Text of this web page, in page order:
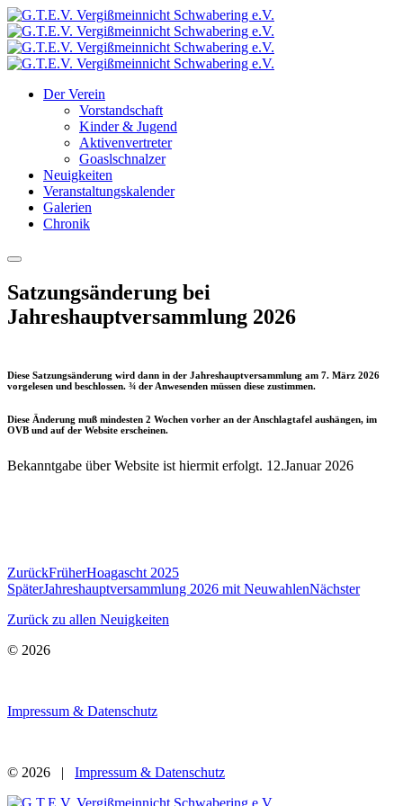
Der Verein
Vorstandschaft
Kinder & Jugend
Aktivenvertreter
Goaslschnalzer
Neuigkeiten
Veranstaltungskalender
Galerien
Chronik
Satzungsänderung bei
Jahreshauptversammlung 2026
Diese Satzungsänderung wird dann in der Jahreshauptversammlung am 7. März 2026
vorgelesen und beschlossen. ¾ der Anwesenden müssen diese zustimmen.
Diese Änderung muß mindesten 2 Wochen vorher an der Anschlagtafel aushängen, im
OVB und auf der Website erscheinen.
Bekanntgabe über Website ist hiermit erfolgt. 12.Januar 2026
ZurückFrüherHoagascht 2025
SpäterJahreshauptversammlung 2026 mit NeuwahlenNächster
Zurück zu allen Neuigkeiten
© 2026
Impressum & Datenschutz
© 2026 | Impressum & Datenschutz